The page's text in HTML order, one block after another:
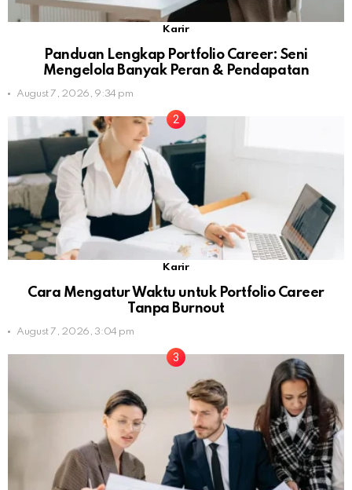
Karir
Panduan Lengkap Portfolio Career: Seni
Mengelola Banyak Peran & Pendapatan
August 7, 2026, 9:34 pm
Karir
Cara Mengatur Waktu untuk Portfolio Career
Tanpa Burnout
August 7, 2026, 3:04 pm